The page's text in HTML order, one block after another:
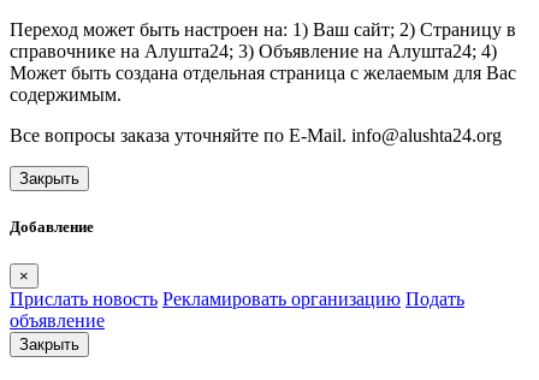
Переход может быть настроен на: 1) Ваш сайт; 2) Страницу в
справочнике на Алушта24; 3) Объявление на Алушта24; 4)
Может быть создана отдельная страница с желаемым для Вас
содержимым.
Все вопросы заказа уточняйте по E-Mail. info@alushta24.org
Закрыть
Добавление
×
Прислать новость Рекламировать организацию Подать
объявление
Закрыть